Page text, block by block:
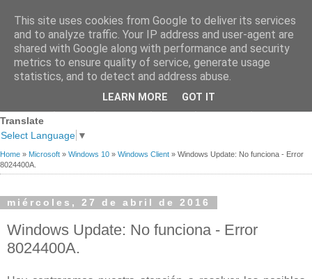
Premios
Links de
Contacto
Translate
Select Language ▼
Home » Microsoft » Windows 10 » Windows Client » Windows Update: No funciona - Error
8024400A.
miércoles, 27 de abril de 2016
Windows Update: No funciona - Error
8024400A.
This site uses cookies from Google to deliver its services
and to analyze traffic. Your IP address and user-agent are
shared with Google along with performance and security
metrics to ensure quality of service, generate usage
statistics, and to detect and address abuse.
LEARN MORE GOT IT